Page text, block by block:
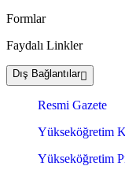
Formlar
Faydalı Linkler
Dış Bağlantılar
Resmi Gazete
Yükseköğretim
Yükseköğretim